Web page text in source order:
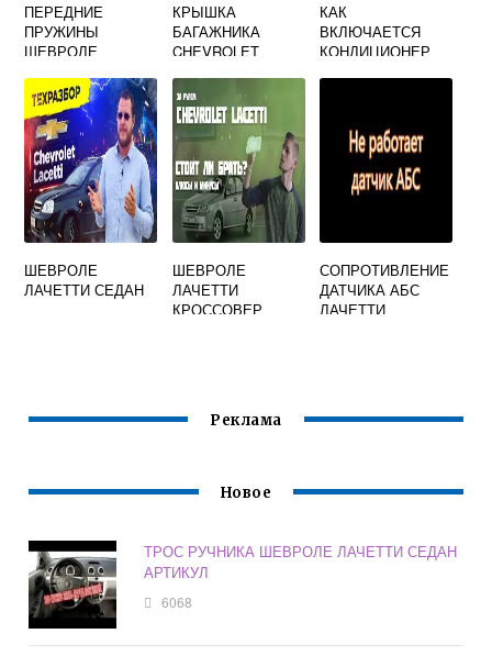
ПЕРЕДНИЕ
ПРУЖИНЫ
ШЕВРОЛЕ
УНИВЕРСАЛ 1.6
МЕХАНИКА
КРЫШКА
БАГАЖНИКА
CHEVROLET
УНИВЕРСАЛ
АРТИКУЛ
КАК
ВКЛЮЧАЕТСЯ
КОНДИЦИОНЕР
ШЕВРОЛЕ
ЛАЧЕТТИ СЕДАН
ШЕВРОЛЕ
ЛАЧЕТТИ
КРОССОВЕР
СОПРОТИВЛЕНИЕ
ДАТЧИКА АБС
ЛАЧЕТТИ
Реклама
Новое
ТРОС РУЧНИКА ШЕВРОЛЕ ЛАЧЕТТИ СЕДАН
АРТИКУЛ
6068